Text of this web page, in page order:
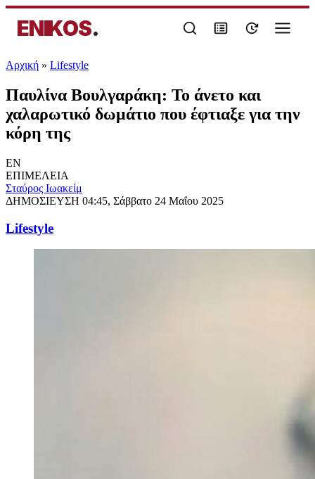
ENIKOS.
Αρχική » Lifestyle
Παυλίνα Βουλγαράκη: Το άνετο και
χαλαρωτικό δωμάτιο που έφτιαξε για την
κόρη της
EN
ΕΠΙΜΕΛΕΙΑ
Σταύρος Ιωακείμ
ΔΗΜΟΣΙΕΥΣΗ 04:45, Σάββατο 24 Μαΐου 2025
Lifestyle